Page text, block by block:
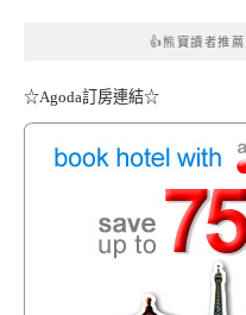
👍熊寶讀者推
☆Agoda訂房連結☆